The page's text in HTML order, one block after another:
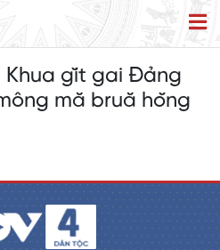
Khua gĭt gai Đảng
mă bruă hŏng